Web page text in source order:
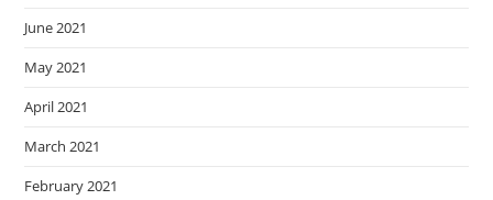
June 2021
May 2021
April 2021
March 2021
February 2021